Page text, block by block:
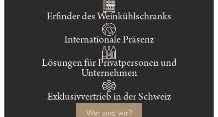
Erfinder des Weinkühlschranks
Internationale Präsenz
Lösungen für Privatpersonen und
Unternehmen
Exklusivvertrieb in der Schweiz
Wer sind wir?